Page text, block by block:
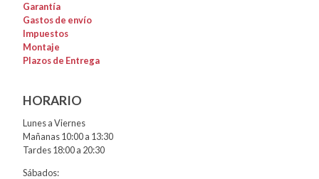
Garantía
Gastos de envío
Impuestos
Montaje
Plazos de Entrega
HORARIO
Lunes a Viernes
Mañanas 10:00 a 13:30
Tardes 18:00 a 20:30
Sábados: